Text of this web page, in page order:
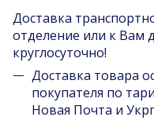
Доставка
отделение или к Вам
круглосуточно!
Доставка товара
покупателя по
Новая Почта и